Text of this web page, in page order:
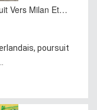
Vers Milan Et…
poursuit